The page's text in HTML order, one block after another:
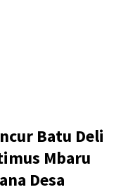
Batu Deli
Mbaru
Desa